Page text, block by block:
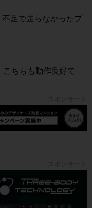
足で走らなかったプ
ちらも動作良好で